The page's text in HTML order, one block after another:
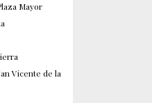
Mayor
Vicente de la